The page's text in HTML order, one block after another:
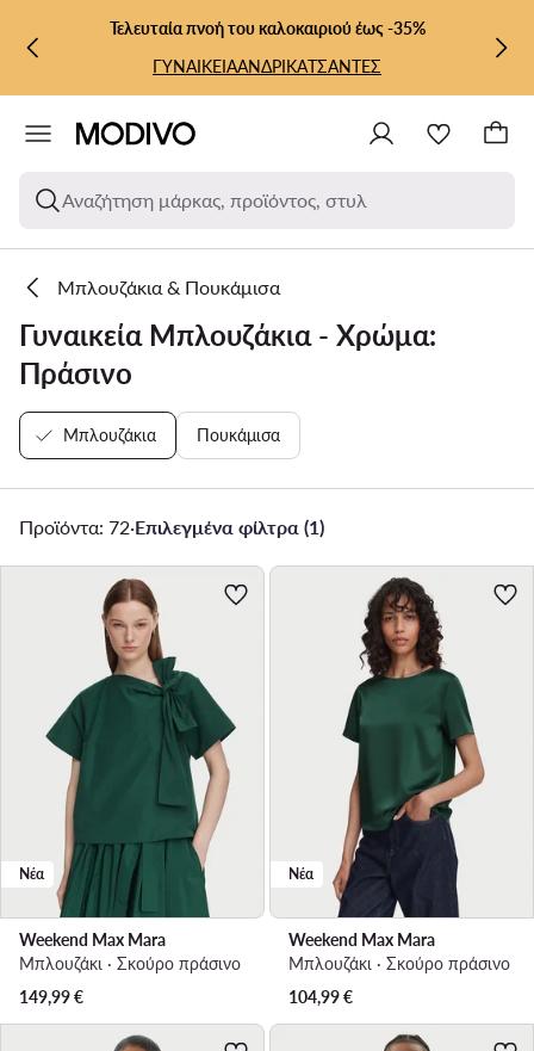
ΜΕΤΆΒΑΣΗ ΣΤΟ ΚΎΡΙΟ ΠΕΡΙΕΧΌΜΕΝΟ
ΜΕΤΆΒΑΣΗ ΣΤΗΝ ΑΝΑΖΉΤΗΣΗ
Τελευταία πνοή του καλοκαιριού έως -35%
ΓΥΝΑΙΚΕΙΑΑΝΔΡΙΚΑΤΣΑΝΤΕΣ
Αναζήτηση μάρκας, προϊόντος, στυλ
Μπλουζάκια & Πουκάμισα
Γυναικεία Μπλουζάκια - Χρώμα:
Πράσινο
Μπλουζάκια Πουκάμισα
Προϊόντα: 72·Επιλεγμένα φίλτρα (1)
Νέα
Weekend Max Mara
Μπλουζάκι · Σκούρο πράσινο
149,99€
Νέα
Weekend Max Mara
Μπλουζάκι · Σκούρο πράσινο
104,99€